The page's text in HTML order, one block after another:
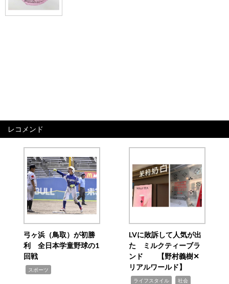
レコメンド
弓ヶ浜（鳥取）が初勝
利 全日本学童野球の1
回戦
スポーツ
LVに敗訴して人気が出
た ミルクティーブラ
ンド 【野村義樹✕
リアルワールド】
ライフスタイル 社会